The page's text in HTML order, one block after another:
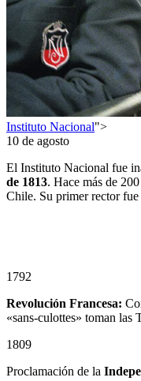
Instituto Nacional">
10 de agosto
El Instituto Nacional fue
de 1813. Hace más de
Chile. Su primer rector fue
1792
Revolución Francesa:
«sans-culottes» toman las
1809
Proclamación de la